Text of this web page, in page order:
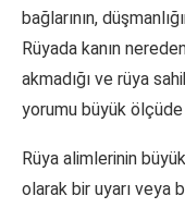
bağlarının,
Rüyada kanın
akmadığı ve rüya
yorumu büyük
Rüya alimlerinin
olarak bir uyarı veya